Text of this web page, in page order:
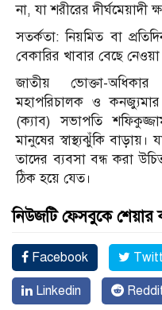
না, যা শরীরের দীর্ঘমেয়াদী
সতর্কতা: নিয়মিত বা
বেকারির খাবার বেছে নেওয়া
জাতীয় ভোক্তা-
মহাপরিচালক ও
(ক্যাব) সভাপতি
মানুষের স্বাস্থ্যঝুঁকি
তাদের ব্যবসা বন্ধ করা
ঠিক হয়ে যেত।
নিউজটি ফেসবুকে
Facebook
Linkedin